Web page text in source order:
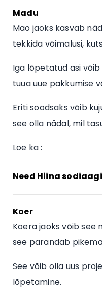
Madu
Mao jaoks kasvab
tekkida võimalusi,
Iga lõpetatud asi
tuua uue pakkumise
Eriti soodsaks võib
see olla nädal, mil
Loe ka :
Need Hiina
Koer
Koera jaoks võib see
see parandab
See võib olla uus
lõpetamine.